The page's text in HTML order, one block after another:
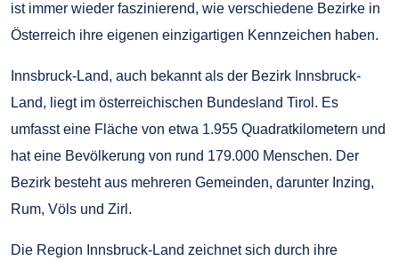
ist immer wieder faszinierend, wie verschiedene Bezirke in
Österreich ihre eigenen einzigartigen Kennzeichen haben.
Innsbruck-Land, auch bekannt als der Bezirk Innsbruck-
Land, liegt im österreichischen Bundesland Tirol. Es
umfasst eine Fläche von etwa 1.955 Quadratkilometern und
hat eine Bevölkerung von rund 179.000 Menschen. Der
Bezirk besteht aus mehreren Gemeinden, darunter Inzing,
Rum, Völs und Zirl.
Die Region Innsbruck-Land zeichnet sich durch ihre